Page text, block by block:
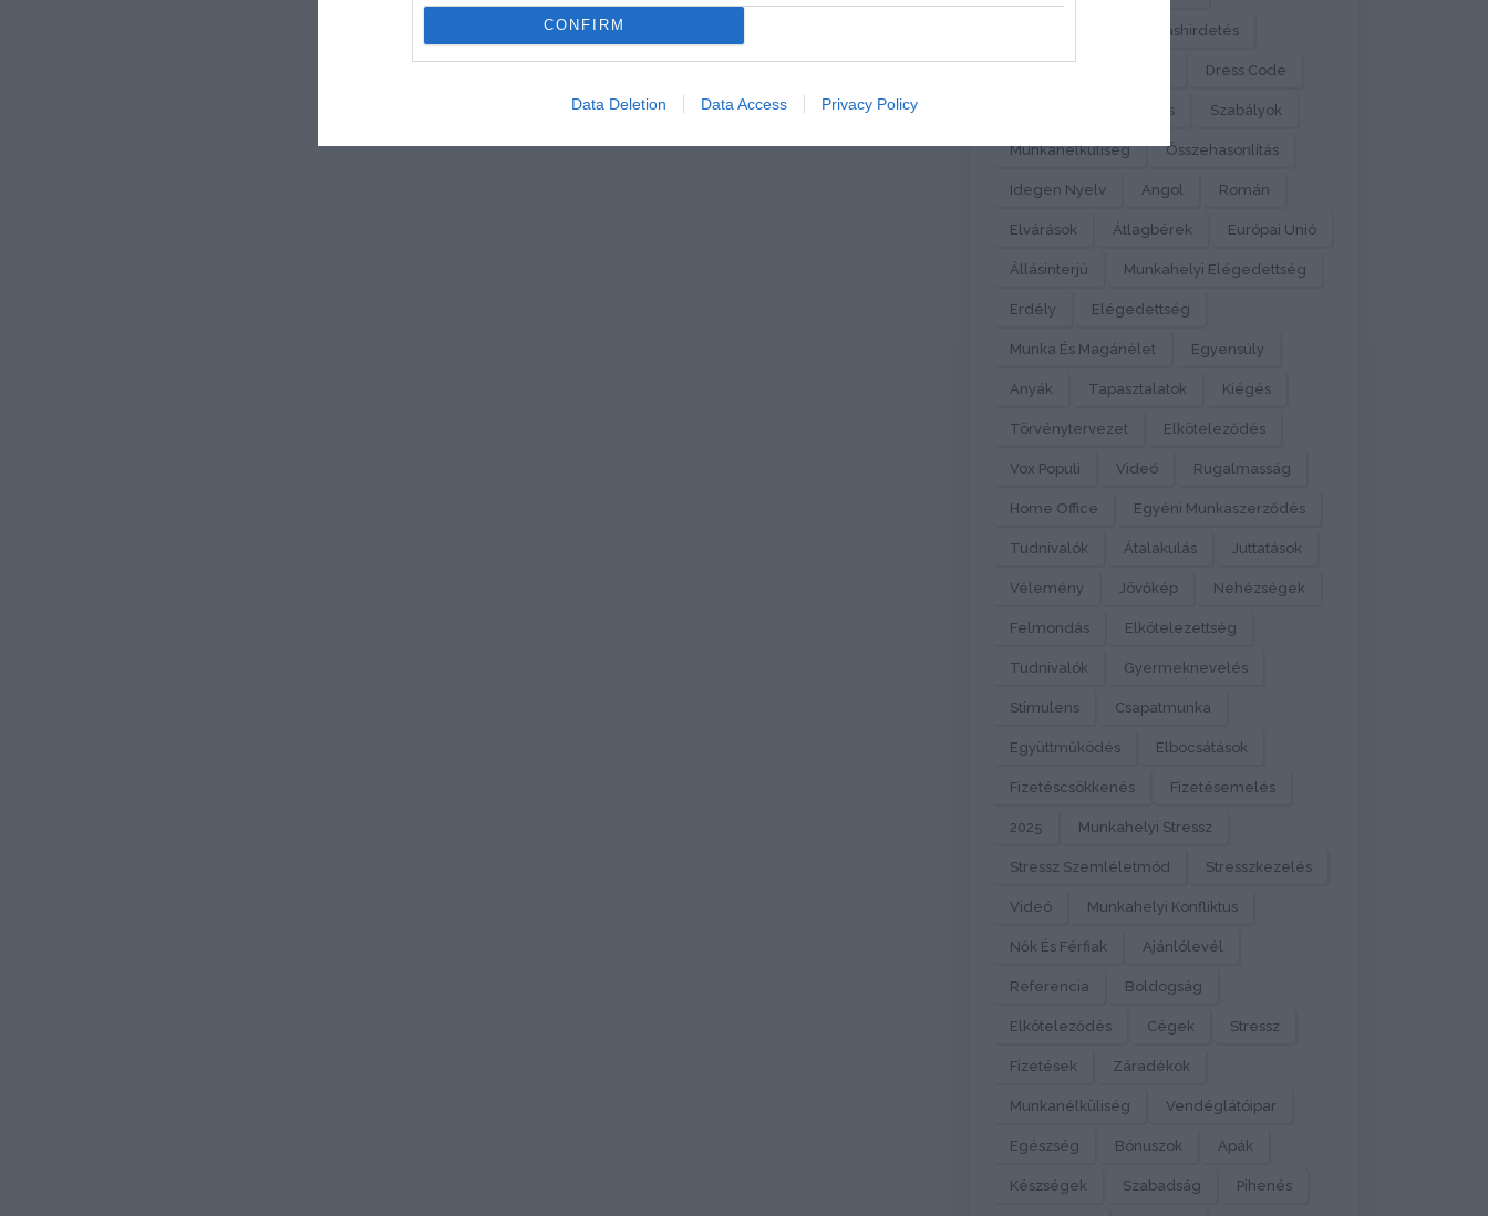
CONFIRM
Data Deletion Data Access Privacy Policy
Álláshirdetés
Dress Code
Munkahelyi Öltözködés Szabályok
Munkanélküliség Összehasonlítás
Idegen Nyelv Angol Román
Elvárások Átlagbérek Európai Unió
Állásinterjú Munkahelyi Elégedettség
Erdély Elégedettség
Munka És Magánélet Egyensúly
Anyák Tapasztalatok Kiégés
Törvénytervezet Elköteleződés
Vox Populi Videó Rugalmasság
Home Office Egyéni Munkaszerződés
Tudnivalók Átalakulás Juttatások
Vélemény Jövőkép Nehézségek
Felmondás Elkötelezettség
Tudnivalók Gyermeknevelés
Stimulens Csapatmunka
Együttműködés Elbocsátások
Fizetéscsökkenés Fizetésemelés
2025 Munkahelyi Stressz
Stressz Szemléletmód Stresszkezelés
Videó Munkahelyi Konfliktus
Nők És Férfiak Ajánlólevél
Referencia Boldogság
Elköteleződés Cégek Stressz
Fizetések Záradékok
Munkanélküliség Vendéglátóipar
Egészség Bónuszok Apák
Készségek Szabadság Pihenés